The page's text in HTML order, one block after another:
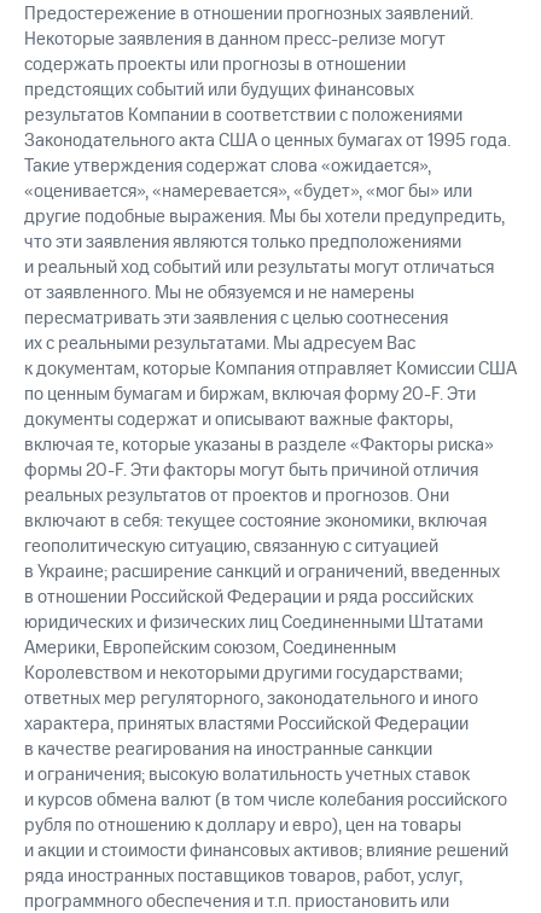
Предостережение в отношении прогнозных заявлений.
Некоторые заявления в данном пресс-релизе могут
содержать проекты или прогнозы в отношении
предстоящих событий или будущих финансовых
результатов Компании в соответствии с положениями
Законодательного акта США о ценных бумагах от 1995 года.
Такие утверждения содержат слова «ожидается»,
«оценивается», «намеревается», «будет», «мог бы» или
другие подобные выражения. Мы бы хотели предупредить,
что эти заявления являются только предположениями
и реальный ход событий или результаты могут отличаться
от заявленного. Мы не обязуемся и не намерены
пересматривать эти заявления с целью соотнесения
их с реальными результатами. Мы адресуем Вас
к документам, которые Компания отправляет Комиссии США
по ценным бумагам и биржам, включая форму 20-F. Эти
документы содержат и описывают важные факторы,
включая те, которые указаны в разделе «Факторы риска»
формы 20-F. Эти факторы могут быть причиной отличия
реальных результатов от проектов и прогнозов. Они
включают в себя: текущее состояние экономики, включая
геополитическую ситуацию, связанную с ситуацией
в Украине; расширение санкций и ограничений, введенных
в отношении Российской Федерации и ряда российских
юридических и физических лиц Соединенными Штатами
Америки, Европейским союзом, Соединенным
Королевством и некоторыми другими государствами;
ответных мер регуляторного, законодательного и иного
характера, принятых властями Российской Федерации
в качестве реагирования на иностранные санкции
и ограничения; высокую волатильность учетных ставок
и курсов обмена валют (в том числе колебания российского
рубля по отношению к доллару и евро), цен на товары
и акции и стоимости финансовых активов; влияние решений
ряда иностранных поставщиков товаров, работ, услуг,
программного обеспечения и т.п. приостановить или